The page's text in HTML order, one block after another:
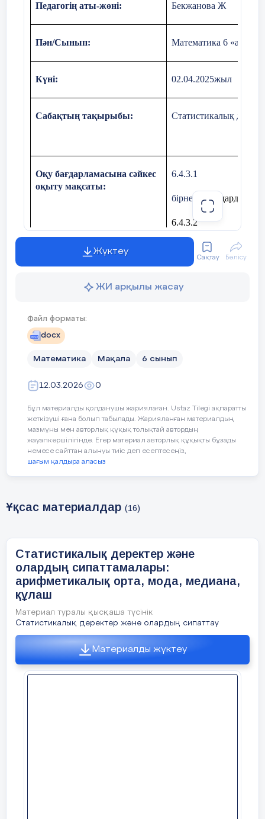
Педагогің аты-жөні: Бекжанова Ж
Пән/Сынып: Математика 6 «а »
Күні: 02.04.2025жыл
Сабақтың тақырыбы: Статистикалық
Оқу бағдарламасына сәйкес
оқыту мақсаты:
6.4.3.1
бірнеше сандардың
6.4.3.2
статистикалық санды
Сабақтың мақсаттары: -бірнеше
Құндылықтарды дарыту
•Өз елінің тарихы,
дері
5 мин
Сабақтың
басы
Оқушылармен сәлемдесу,
аудару.
әдісі арқылы үй
тексеру
Жүктеу
Сақтау Бөлісу
ЖИ арқылы жасау
Файл форматы:
docx
Математика Мақала 6 сынып
12.03.2026 0
Бұл материалды қолданушы жариялаған. Ustaz Tilegi ақпаратты
жеткізуші ғана болып табылады. Жарияланған материалдың
мазмұны мен авторлық құқық толықтай автордың
жауапкершілігінде. Егер материал авторлық құқықты бұзады
немесе сайттан алынуы тиіс деп есептесеңіз,
шағым қалдыра аласыз
Ұқсас материалдар (16)
Статистикалық деректер және
олардың сипаттамалары:
арифметикалық орта, мода, медиана,
құлаш
Материал туралы қысқаша түсінік
Статистикалық деректер және олардың сипаттау
Материалды жүктеу